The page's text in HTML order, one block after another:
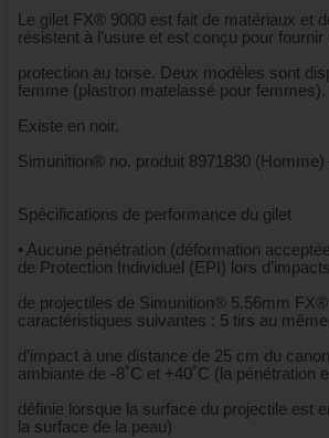
Le gilet FX® 9000 est fait de matériaux et
résistent à l’usure et est conçu pour fournir
protection au torse. Deux modèles sont
femme (plastron matelassé pour femmes).
Existe en noir.
Simunition® no. produit 8971830
Spécifications de performance du gilet
• Aucune pénétration (déformation
de Protection Individuel (EPI) lors d’impacts
de projectiles de Simunition® 5.56mm
caractéristiques suivantes : 5 tirs au
d’impact à une distance de 25 cm du
ambiante de -8˚C et +40˚C (la pénétration
définie lorsque la surface du projectile est
la surface de la peau)